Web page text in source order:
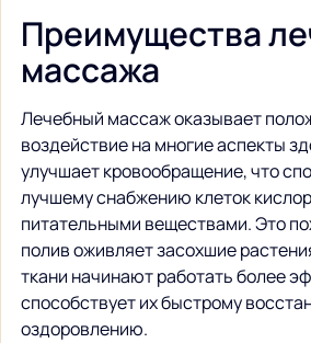
Преимущества
массажа
Лечебный массаж оказывает
воздействие на многие аспекты
улучшает кровообращение, что
лучшему снабжению клеток
питательными веществами. Это
полив оживляет засохшие
ткани начинают работать более
способствует их быстрому
оздоровлению.